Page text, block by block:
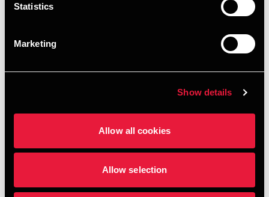
Statistics
Marketing
Show details
Allow all cookies
Allow selection
Læs artiklen